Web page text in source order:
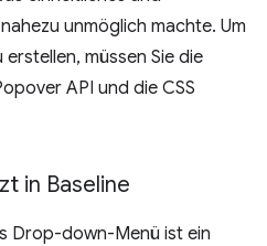
unmöglich machte. Um
erstellen, müssen Sie die
API und die CSS
in Baseline
Drop-down-Menü ist ein